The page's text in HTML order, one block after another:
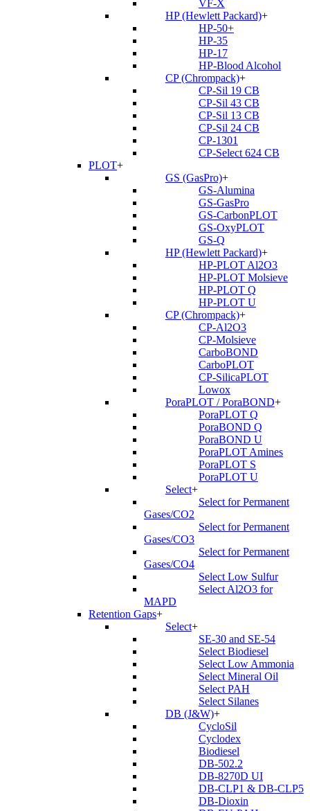
VF-X
HP (Hewlett Packard)+
HP-50+
HP-35
HP-17
HP-Blood Alcohol
CP (Chrompack)+
CP-Sil 19 CB
CP-Sil 43 CB
CP-Sil 13 CB
CP-Sil 24 CB
CP-1301
CP-Select 624 CB
PLOT+
GS (GasPro)+
GS-Alumina
GS-GasPro
GS-CarbonPLOT
GS-OxyPLOT
GS-Q
HP (Hewlett Packard)+
HP-PLOT Al2O3
HP-PLOT Molsieve
HP-PLOT Q
HP-PLOT U
CP (Chrompack)+
CP-Al2O3
CP-Molsieve
CarboBOND
CarboPLOT
CP-SilicaPLOT
Lowox
PoraPLOT / PoraBOND+
PoraPLOT Q
PoraBOND Q
PoraBOND U
PoraPLOT Amines
PoraPLOT S
PoraPLOT U
Select+
Select for Permanent
Gases/CO2
Select for Permanent
Gases/CO3
Select for Permanent
Gases/CO4
Select Low Sulfur
Select Al2O3 for
MAPD
Retention Gaps+
Select+
SE-30 and SE-54
Select Biodiesel
Select Low Ammonia
Select Mineral Oil
Select PAH
Select Silanes
DB (J&W)+
CycloSil
Cyclodex
Biodiesel
DB-502.2
DB-8270D UI
DB-CLP1 & DB-CLP5
DB-Dioxin